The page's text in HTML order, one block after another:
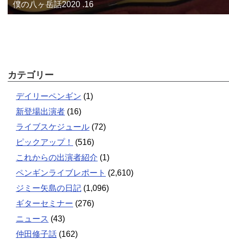
僕の八ヶ岳話2020 .16
カテゴリー
デイリーペンギン (1)
新登場出演者 (16)
ライブスケジュール (72)
ピックアップ！
(516)
これからの出演者紹介 (1)
ペンギンライブレポート (2,610)
ジミー矢島の日記 (1,096)
ギターセミナー (276)
ニュース (43)
仲田修子話 (162)